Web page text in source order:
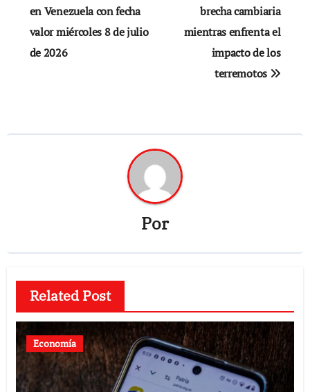
de
entradas
en Venezuela con fecha
valor miércoles 8 de julio
de 2026
brecha cambiaria
mientras enfrenta el
impacto de los
terremotos
Por
Related Post
Economía